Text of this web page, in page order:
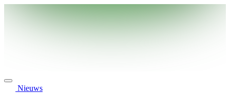
Nieuws